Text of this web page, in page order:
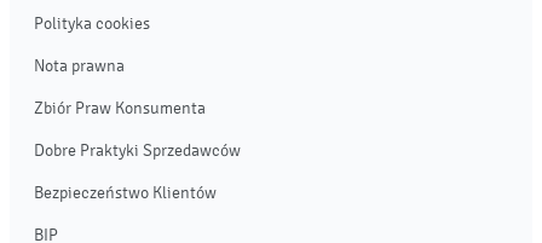
Polityka cookies
Nota prawna
Zbiór Praw Konsumenta
Dobre Praktyki Sprzedawców
Bezpieczeństwo Klientów
BIP